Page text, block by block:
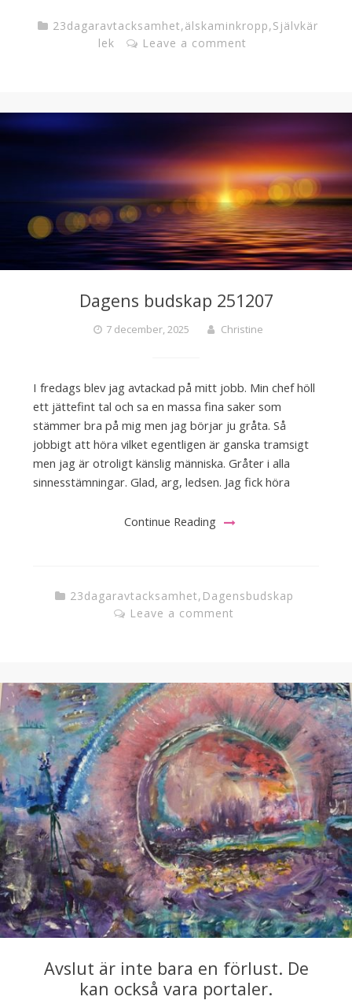
23dagaravtacksamhet,älskaminkropp,Självkär
lek
Leave a comment
Dagens budskap 251207
7 december, 2025 Christine
I fredags blev jag avtackad på mitt jobb. Min chef höll
ett jättefint tal och sa en massa fina saker som
stämmer bra på mig men jag börjar ju gråta. Så
jobbigt att höra vilket egentligen är ganska tramsigt
men jag är otroligt känslig människa. Gråter i alla
sinnesstämningar. Glad, arg, ledsen. Jag fick höra
Continue Reading
23dagaravtacksamhet, Dagensbudskap
Leave a comment
Avslut är inte bara en förlust. De
kan också vara portaler.